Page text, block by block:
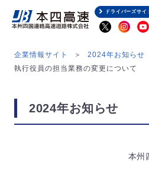
ドライバーズサイ
企業情報サイト
2024年お知らせ
執行役員の担当業務の変更について
2024年お知らせ
本州